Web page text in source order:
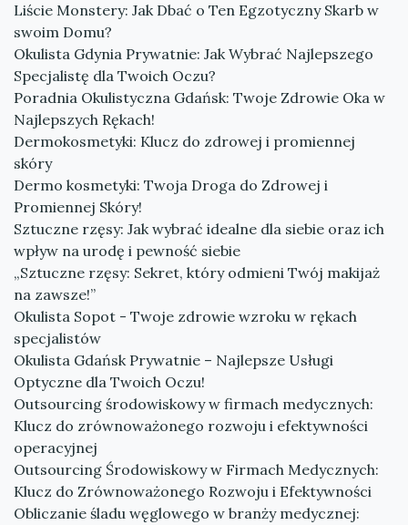
Liście Monstery: Jak Dbać o Ten Egzotyczny Skarb w
swoim Domu?
Okulista Gdynia Prywatnie: Jak Wybrać Najlepszego
Specjalistę dla Twoich Oczu?
Poradnia Okulistyczna Gdańsk: Twoje Zdrowie Oka w
Najlepszych Rękach!
Dermokosmetyki: Klucz do zdrowej i promiennej
skóry
Dermo kosmetyki: Twoja Droga do Zdrowej i
Promiennej Skóry!
Sztuczne rzęsy: Jak wybrać idealne dla siebie oraz ich
wpływ na urodę i pewność siebie
„Sztuczne rzęsy: Sekret, który odmieni Twój makijaż
na zawsze!”
Okulista Sopot - Twoje zdrowie wzroku w rękach
specjalistów
Okulista Gdańsk Prywatnie – Najlepsze Usługi
Optyczne dla Twoich Oczu!
Outsourcing środowiskowy w firmach medycznych:
Klucz do zrównoważonego rozwoju i efektywności
operacyjnej
Outsourcing Środowiskowy w Firmach Medycznych:
Klucz do Zrównoważonego Rozwoju i Efektywności
Obliczanie śladu węglowego w branży medycznej: